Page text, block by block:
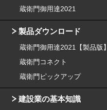
蔵衛門御用達2021
製品ダウンロード
蔵衛門御用達2021【製品版】
蔵衛門コネクト
蔵衛門ピックアップ
建設業の基本知識